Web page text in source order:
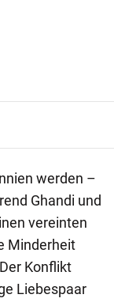
werden –
Ghandi und
vereinten
Minderheit
Konflikt
Liebespaar